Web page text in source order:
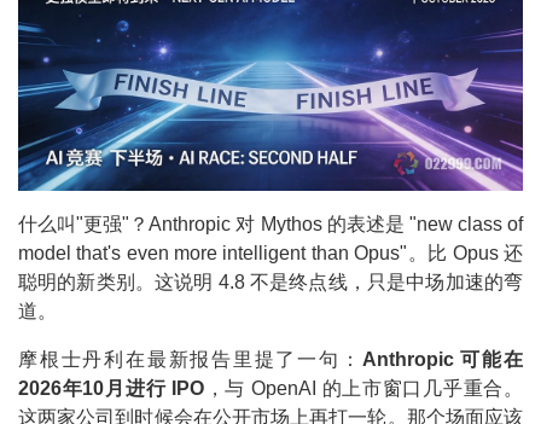
什么叫"更强"？Anthropic 对 Mythos 的表述是 "new class of
model that's even more intelligent than Opus"。比 Opus 还
聪明的新类别。这说明 4.8 不是终点线，只是中场加速的弯
道。
摩根士丹利在最新报告里提了一句： Anthropic 可能在
2026年10月进行 IPO ，与 OpenAI 的上市窗口几乎重合。
这两家公司到时候会在公开市场上再打一轮。那个场面应该